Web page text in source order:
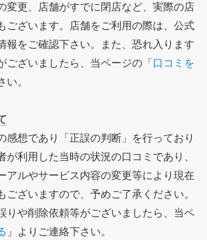
変更、店舗がすでに閉店など、実際の店
ございます。店舗をご利用の際は、公式
報をご確認下さい。また、恐れ入ります
ございましたら、当ページの「口コミを
い。
感想であり「正誤の判断」を行っており
が利用した当時の状況の口コミであり、
アルやサービス内容の変更等により現在
ございますので、予めご了承ください。
りや削除依頼等がございましたら、当ペ
」よりご連絡下さい。